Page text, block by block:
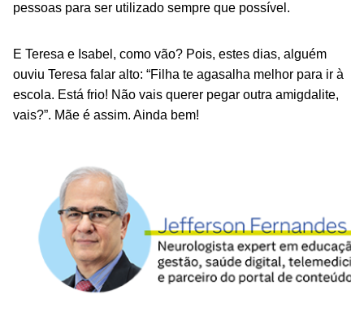
pessoas para ser utilizado sempre que possível.
E Teresa e Isabel, como vão? Pois, estes dias, alguém
ouviu Teresa falar alto: “Filha te agasalha melhor para ir à
escola. Está frio! Não vais querer pegar outra amigdalite,
vais?”. Mãe é assim. Ainda bem!